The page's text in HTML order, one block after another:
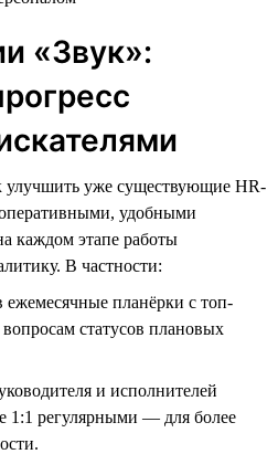
«Звук»:
улучшить уже существующие HR-
удобными
каждом этапе работы
В частности:
ежемесячные планёрки с топ-
статусов плановых
и исполнителей
1:1 регулярными — для более